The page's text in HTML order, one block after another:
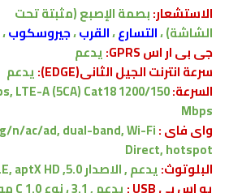
الاستشعار:بصمة الإصبع(مثبتة تحت
الشاشة)،التسارع،القرب،جيروسكوب
جى بى ار اس GPRS:
يدعم
سرعة انترنت الجيل الثانى(EDGE):
يدعم
السرعة:LTE-A (5CA) Cat18 1200/150
Mbps
واى فاى :n/ac/ad, dual-band, Wi-Fi
Direct, hotspot
البلوتوث:يدعم , الاصدار5.0, A2DP, LE, aptX HD
يو اس بي USB :
يدعم ,3.1 ، نوع C 1.0 موصل عكسها